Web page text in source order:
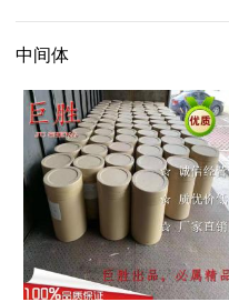
中间体